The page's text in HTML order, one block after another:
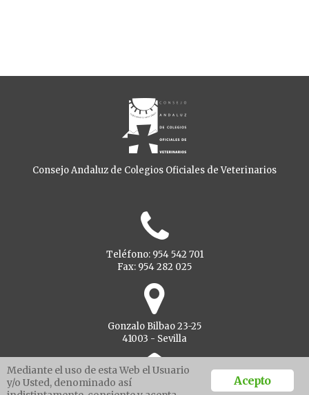
Consejo Andaluz de Colegios Oficiales de Veterinarios
Teléfono: 954 542 701
Fax: 954 282 025
Gonzalo Bilbao 23-25
41003 - Sevilla
Acepto
Mediante el uso de esta Web el Usuario
y/o Usted, denominado así